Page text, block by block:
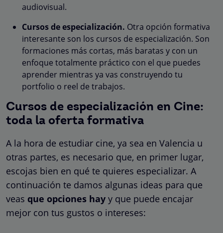
audiovisual.
Cursos de especialización. Otra opción formativa
interesante son los cursos de especialización. Son
formaciones más cortas, más baratas y con un
enfoque totalmente práctico con el que puedes
aprender mientras ya vas construyendo tu
portfolio o reel de trabajos.
Cursos de especialización en Cine:
toda la oferta formativa
A la hora de estudiar cine, ya sea en Valencia u
otras partes, es necesario que, en primer lugar,
escojas bien en qué te quieres especializar. A
continuación te damos algunas ideas para que
veas que opciones hay y que puede encajar
mejor con tus gustos o intereses: